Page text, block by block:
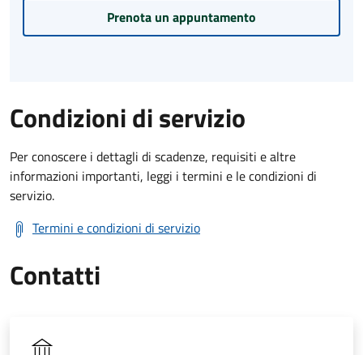
Prenota un appuntamento
Condizioni di servizio
Per conoscere i dettagli di scadenze, requisiti e altre
informazioni importanti, leggi i termini e le condizioni di
servizio.
Termini e condizioni di servizio
Contatti